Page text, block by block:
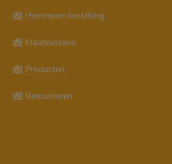
Herroepen bestelling
Maatkussens
Producten
Retourneren